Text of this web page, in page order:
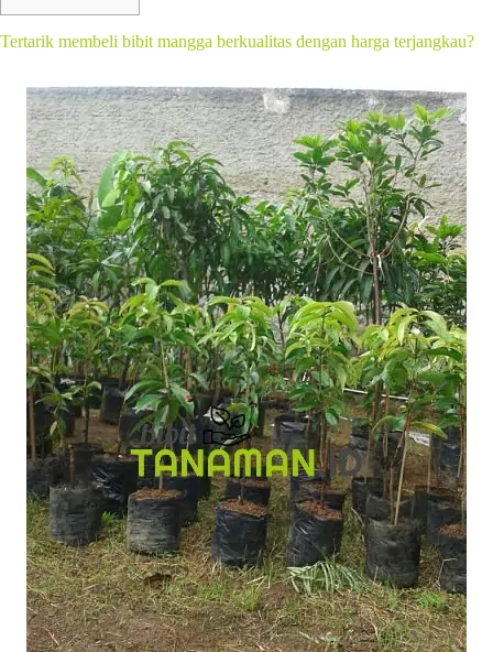
Tertarik membeli bibit mangga berkualitas dengan harga terjangkau?